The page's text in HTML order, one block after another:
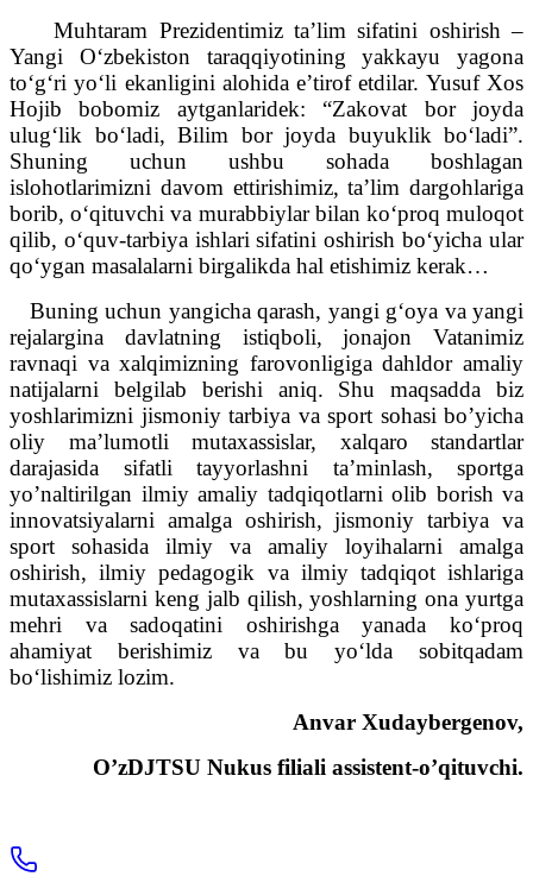
Muhtaram Prezidentimiz ta’lim sifatini oshirish –
Yangi O‘zbekiston taraqqiyotining yakkayu yagona
to‘g‘ri yo‘li ekanligini alohida e’tirof etdilar. Yusuf Xos
Hojib bobomiz aytganlaridek: “Zakovat bor joyda
ulug‘lik bo‘ladi, Bilim bor joyda buyuklik bo‘ladi”.
Shuning uchun ushbu sohada boshlagan
islohotlarimizni davom ettirishimiz, ta’lim dargohlariga
borib, o‘qituvchi va murabbiylar bilan ko‘proq muloqot
qilib, o‘quv-tarbiya ishlari sifatini oshirish bo‘yicha ular
qo‘ygan masalalarni birgalikda hal etishimiz kerak…
Buning uchun yangicha qarash, yangi g‘oya va yangi
rejalargina davlatning istiqboli, jonajon Vatanimiz
ravnaqi va xalqimizning farovonligiga dahldor amaliy
natijalarni belgilab berishi aniq. Shu maqsadda biz
yoshlarimizni jismoniy tarbiya va sport sohasi bo’yicha
oliy ma’lumotli mutaxassislar, xalqaro standartlar
darajasida sifatli tayyorlashni ta’minlash, sportga
yo’naltirilgan ilmiy amaliy tadqiqotlarni olib borish va
innovatsiyalarni amalga oshirish, jismoniy tarbiya va
sport sohasida ilmiy va amaliy loyihalarni amalga
oshirish, ilmiy pedagogik va ilmiy tadqiqot ishlariga
mutaxassislarni keng jalb qilish, yoshlarning ona yurtga
mehri va sadoqatini oshirishga yanada ko‘proq
ahamiyat berishimiz va bu yo‘lda sobitqadam
bo‘lishimiz lozim.
Anvar Xudaybergenov,
O’zDJTSU Nukus filiali assistent-o’qituvchi.